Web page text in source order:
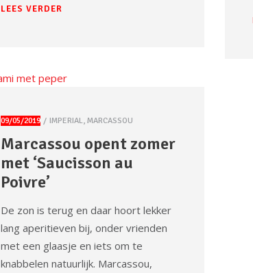
LEES VERDER
09/05/2019 IMPERIAL, MARCASSOU
Marcassou opent zomer
met ‘Saucisson au
Poivre’
De zon is terug en daar hoort lekker
lang aperitieven bij, onder vrienden
met een glaasje en iets om te
knabbelen natuurlijk. Marcassou,